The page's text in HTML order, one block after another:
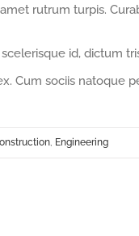
rutrum turpis.
id, dictum
Cum sociis natoque
Engineering